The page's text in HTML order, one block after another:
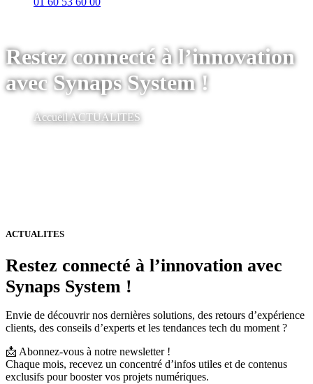
Restez connecté à l’innovation
avec Synaps System !
AccueilACTUALITES
ACTUALITES
Restez connecté à l’innovation avec
Synaps System !
Envie de découvrir nos dernières solutions, des retours d’expérience
clients, des conseils d’experts et les tendances tech du moment ?
📩 Abonnez-vous à notre newsletter !
Chaque mois, recevez un concentré d’infos utiles et de contenus
exclusifs pour booster vos projets numériques.